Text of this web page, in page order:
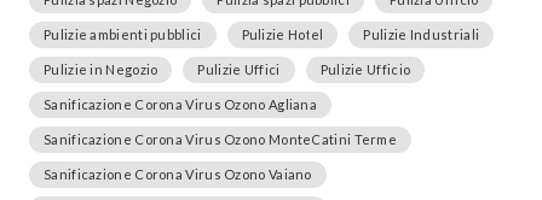
Pulizie ambienti pubblici Pulizie Hotel Pulizie Industriali
Pulizie in Negozio Pulizie Uffici Pulizie Ufficio
Sanificazione Corona Virus Ozono Agliana
Sanificazione Corona Virus Ozono MonteCatini Terme
Sanificazione Corona Virus Ozono Vaiano